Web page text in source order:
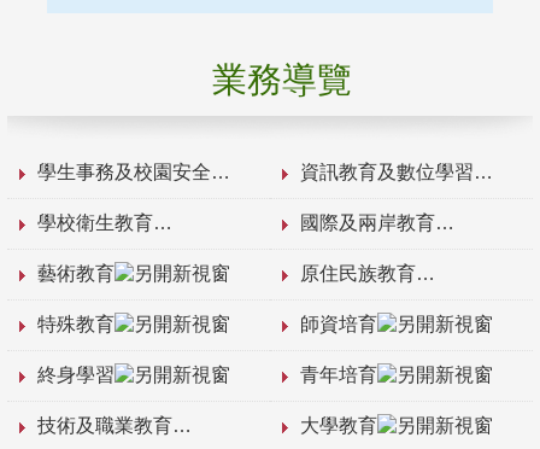
業務導覽
學生事務及校園安全 資訊教育及數位學習
學校衛生教育 國際及兩岸教育
藝術教育 原住民族教育
特殊教育 師資培育
終身學習 青年培育
技術及職業教育 大學教育